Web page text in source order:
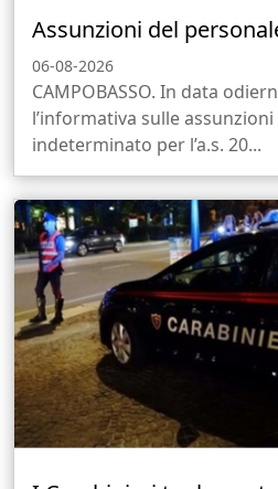
Assunzioni del
06-08-2026
CAMPOBASSO. In data
l’informativa sulle
indeterminato per l’a.s. 20...